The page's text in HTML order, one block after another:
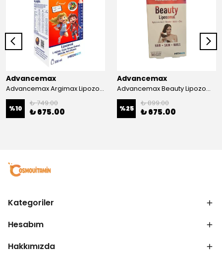
Advancemax
Advancemax Argimax Lipozomal Sıvı 150 ml 8684375607587
%10
₺ 749.00
₺ 675.00
Advancemax
Advancemax Beauty Lipozomal Hyalüronik Asit Keratin Biotin Zn 30 Kapsül 8684375607556
%25
₺ 899.00
₺ 675.00
Kategoriler
Hesabım
Hakkımızda